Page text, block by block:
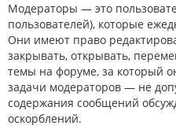
Модераторы — это
пользователей), которые
Они имеют право
закрывать, открывать,
темы на форуме, за который
задачи модераторов — не
содержания сообщений
оскорблений.